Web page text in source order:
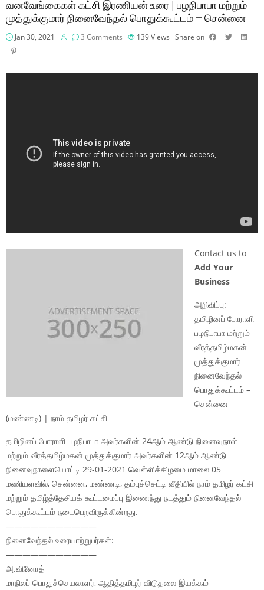
வனவேங்கைகள் கட்சி இரணியன் உரை | பழநிபாபா மற்றும்
முத்துக்குமார் நினைவேந்தல் பொதுக்கூட்டம் – சென்னை
Jan 30, 2021 3 Comments 139Views Share on
Contact us to
Add Your
Business
அறிவிப்பு:
தமிழினப் போராளி
பழநிபாபா மற்றும்
வீரத்தமிழ்மகன்
முத்துக்குமார்
நினைவேந்தல்
பொதுக்கூட்டம் –
சென்னை
(மண்ணடி) | நாம் தமிழர் கட்சி
தமிழினப் போராளி பழநிபாபா அவர்களின் 24ஆம் ஆண்டு நினைவுநாள்
மற்றும் வீரத்தமிழ்மகன் முத்துக்குமார் அவர்களின் 12ஆம் ஆண்டு
நினைவுநாளையொட்டி 29-01-2021 வெள்ளிக்கிழமை மாலை 05
மணியளவில், சென்னை, மண்ணடி, தம்புச்செட்டி வீதியில் நாம் தமிழர் கட்சி
மற்றும் தமிழ்த்தேசியக் கூட்டமைப்பு இணைந்து நடத்தும் நினைவேந்தல்
பொதுக்கூட்டம் நடைபெறவிருக்கின்றது.
———————————
நினைவேந்தல் உரையாற்றுபர்கள்:
———————————
அ.வினோத்
மாநிலப் பொதுச்செயலாளர், ஆதித்தமிழர் விடுதலை இயக்கம்